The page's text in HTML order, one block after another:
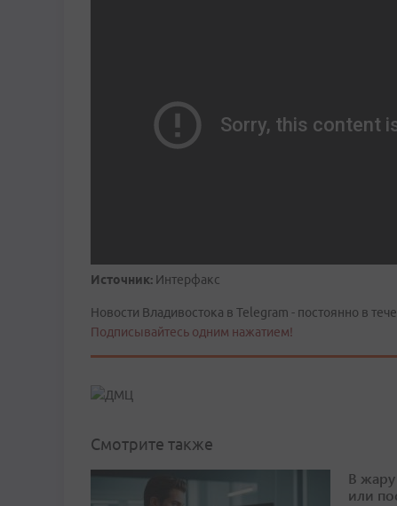
Источник: Интерфакс
Новости Владивостока в Telegram - постоянно в
Подписывайтесь одним нажатием!
Смотрите также
В жару
или